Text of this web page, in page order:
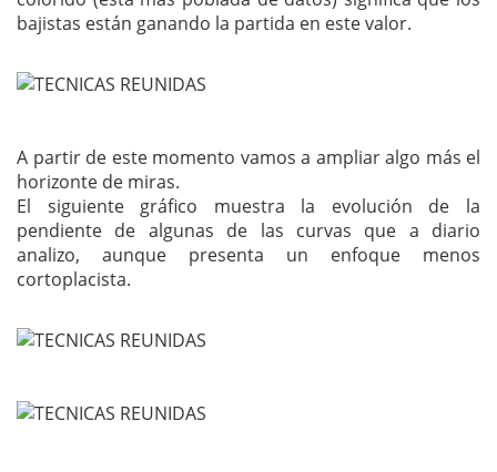
bajistas están ganando la partida en este valor.
A partir de este momento vamos a ampliar algo más el
horizonte de miras.
El siguiente gráfico muestra la evolución de la
pendiente de algunas de las curvas que a diario
analizo, aunque presenta un enfoque menos
cortoplacista.